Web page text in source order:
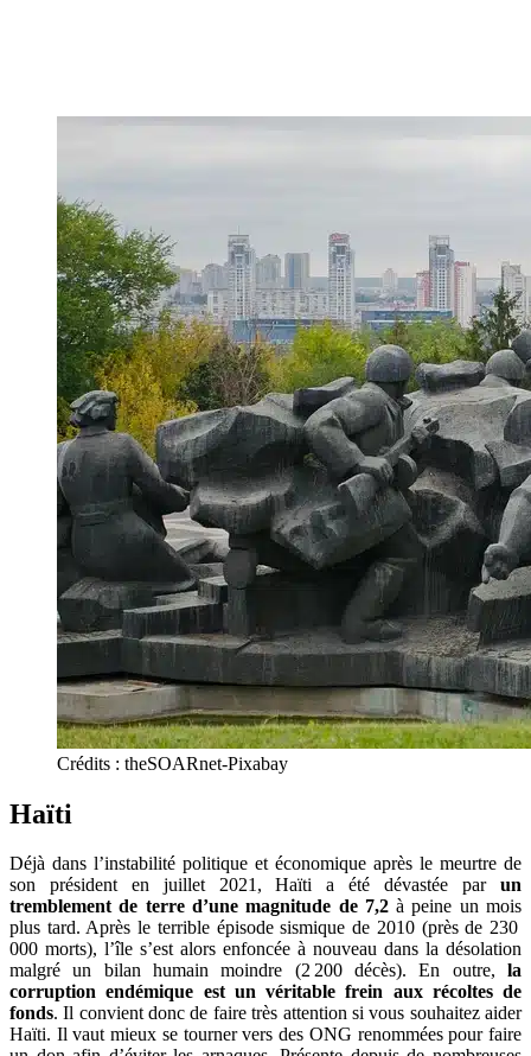
Crédits : theSOARnet-Pixabay
Haïti
Déjà dans l’instabilité politique et économique après le meurtre de
son président en juillet 2021, Haïti a été dévastée par un
tremblement de terre d’une magnitude de 7,2à peine un mois
plus tard. Après le terrible épisode sismique de 2010 (près de 230
000 morts), l’île s’est alors enfoncée à nouveau dans la désolation
malgré un bilan humain moindre (2 200 décès). En outre, la
corruption endémique est un véritable frein aux récoltes de
fonds. Il convient donc de faire très attention si vous souhaitez aider
Haïti. Il vaut mieux se tourner vers des ONG renommées pour faire